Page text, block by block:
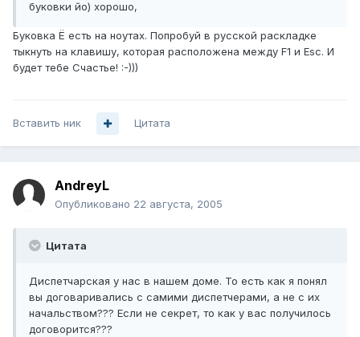
буковки йо) хорошо,
Буковка Ё есть на ноутах. Попробуй в русской раскладке
тыкнуть на клавишу, которая расположена между F1 и Esc. И
будет тебе Счастье! :-)))
Вставить ник Цитата
AndreyL
Опубликовано 22 августа, 2005
Цитата
Диспетчарская у нас в нашем доме. То есть как я понял
вы договаривались с самими диспетчерами, а не с их
начальством??? Если не секрет, то как у вас получилось
договорится???